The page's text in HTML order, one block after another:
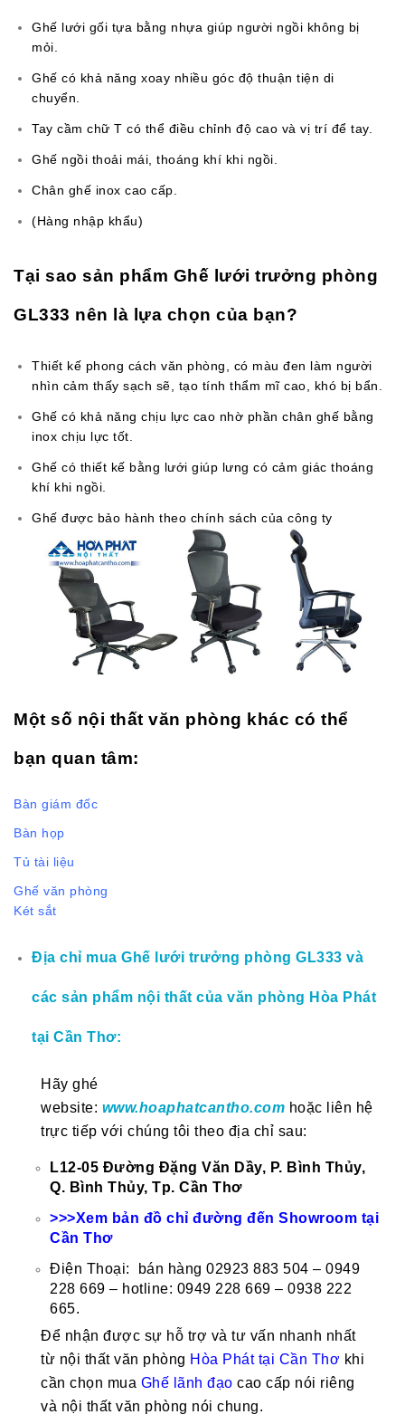
Ghế lưới gối tựa bằng nhựa giúp người ngồi không bị
mỏi.
Ghế có khả năng xoay nhiều góc độ thuận tiện di
chuyển.
Tay cầm chữ T có thể điều chỉnh độ cao và vị trí để tay.
Ghế ngồi thoải mái, thoáng khí khi ngồi.
Chân ghế inox cao cấp.
(Hàng nhập khẩu)
Tại sao sản phẩm Ghế lưới trưởng phòng
GL333 nên là lựa chọn của bạn?
Thiết kế phong cách văn phòng, có màu đen làm người
nhìn cảm thấy sạch sẽ, tạo tính thẩm mĩ cao, khó bị bẩn.
Ghế có khả năng chịu lực cao nhờ phần chân ghế bằng
inox chịu lực tốt.
Ghế có thiết kế bằng lưới giúp lưng có cảm giác thoáng
khí khi ngồi.
Ghế được bảo hành theo chính sách của công ty
Một số nội thất văn phòng khác có thể
bạn quan tâm:
Bàn giám đốc
Bàn họp
Tủ tài liệu
Ghế văn phòng
Két sắt
Địa chỉ mua Ghế lưới trưởng phòng GL333 và
các sản phẩm nội thất của văn phòng Hòa Phát
tại Cần Thơ:
Hãy ghé
website: www.hoaphatcantho.com hoặc liên hệ
trực tiếp với chúng tôi theo địa chỉ sau:
L12-05 Đường Đặng Văn Dầy, P. Bình Thủy,
Q. Bình Thủy, Tp. Cần Thơ
>>>Xem bản đồ chỉ đường đến Showroom tại
Cần Thơ
Điện Thoại: bán hàng 02923 883 504 – 0949
228 669 – hotline: 0949 228 669 – 0938 222
665.
Để nhận được sự hỗ trợ và tư vấn nhanh nhất
từ nội thất văn phòng Hòa Phát tại Cần Thơ khi
cần chọn mua Ghế lãnh đạo cao cấp nói riêng
và nội thất văn phòng nói chung.